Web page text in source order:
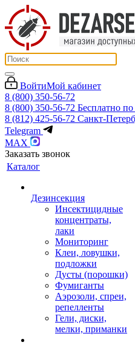
ВойтиМой кабинет
8 (800) 350-56-72
8 (800) 350-56-72 Бесплатно
8 (812) 425-56-72 Санкт-
Telegram
MAX
Заказать звонок
Каталог
Дезинсекция
Инсектицидные
концентраты,
лаки
Мониторинг
Клеи, ловушки,
подложки
Дусты (порошки)
Фумиганты
Аэрозоли, спреи,
репелленты
Гели, диски,
мелки, приманки